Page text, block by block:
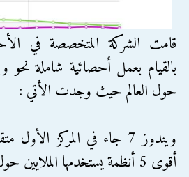
حول العالم حيث وجدت الأتي :
ويندوز 7 جاء في المركز
أقوى 5 أنظمة يستخدمها الملايين حول العالم .